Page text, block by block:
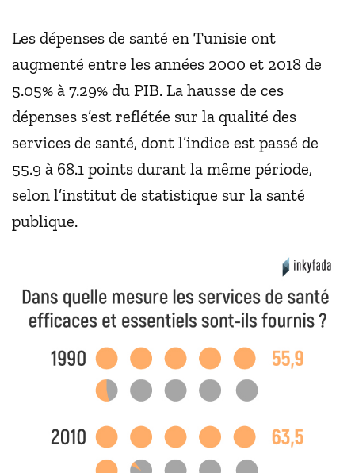
Les dépenses de santé en Tunisie ont
augmenté entre les années 2000 et 2018 de
5.05% à 7.29% du PIB. La hausse de ces
dépenses s’est reflétée sur la qualité des
services de santé, dont l’indice est passé de
55.9 à 68.1 points durant la même période,
selon l’institut de statistique sur la santé
publique.